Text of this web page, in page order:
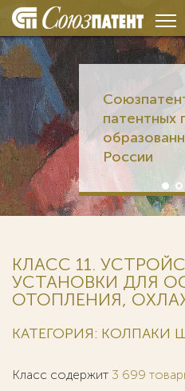
патентных
России
КЛАСС 11.
УСТАНОВКИ ДЛЯ
ОТОПЛЕНИЯ,
КАТЕГОРИЯ: КОЛПАКИ
Класс содержит 3 699